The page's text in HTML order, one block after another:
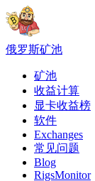
俄罗斯矿池
矿池
收益计算
显卡收益榜
软件
Exchanges
常见问题
Blog
RigsMonitor